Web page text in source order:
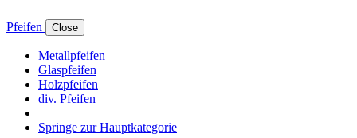
Pfeifen Close
Metallpfeifen
Glaspfeifen
Holzpfeifen
div. Pfeifen
Springe zur Hauptkategorie